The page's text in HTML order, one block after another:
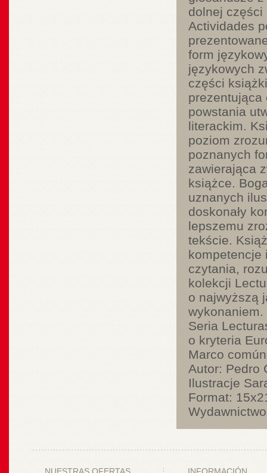
dolnej części
Actividades
form
językowych
części
prezentująca
powstania
literackim.
poziom
poznanych
zawierająca
książce.
uznanych
doskonały
lepszemu
tekście.
kompetencje
czytania,
kolekcji
o najwyższą
wykonaniem.
Seria
o kryteria
Marco
Autor: Pedro
Ilustracje
Format: